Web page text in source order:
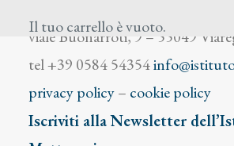
Il tuo carrello è vuoto.
viale Buonarroti, 9 – 55049
tel +39 0584 54354
privacy policy– cookie policy
Iscriviti alla Newsletter